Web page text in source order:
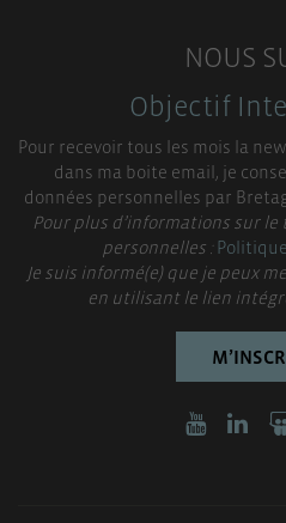
NOUS
Objectif
Pour recevoir tous les mois la
dans ma boite email, je
données personnelles par
Pour plus d’informations sur
personnelles :
Je suis informé(e) que je peux
en utilisant le lien